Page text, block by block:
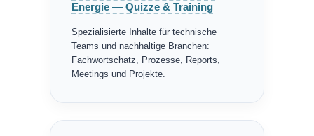
Energie — Quizze & Training
Spezialisierte Inhalte für technische
Teams und nachhaltige Branchen:
Fachwortschatz, Prozesse, Reports,
Meetings und Projekte.